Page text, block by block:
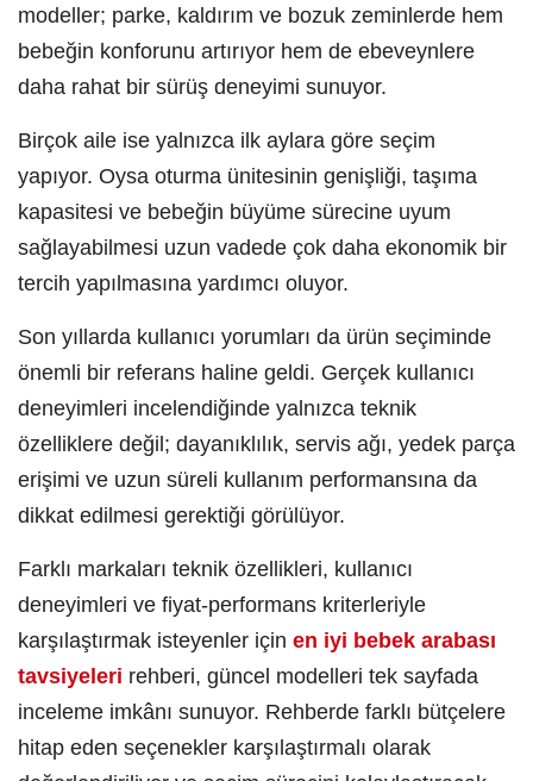
modeller; parke, kaldırım ve bozuk zeminlerde hem
bebeğin konforunu artırıyor hem de ebeveynlere
daha rahat bir sürüş deneyimi sunuyor.
Birçok aile ise yalnızca ilk aylara göre seçim
yapıyor. Oysa oturma ünitesinin genişliği, taşıma
kapasitesi ve bebeğin büyüme sürecine uyum
sağlayabilmesi uzun vadede çok daha ekonomik bir
tercih yapılmasına yardımcı oluyor.
Son yıllarda kullanıcı yorumları da ürün seçiminde
önemli bir referans haline geldi. Gerçek kullanıcı
deneyimleri incelendiğinde yalnızca teknik
özelliklere değil; dayanıklılık, servis ağı, yedek parça
erişimi ve uzun süreli kullanım performansına da
dikkat edilmesi gerektiği görülüyor.
Farklı markaları teknik özellikleri, kullanıcı
deneyimleri ve fiyat-performans kriterleriyle
karşılaştırmak isteyenler için en iyi bebek arabası
tavsiyeleri rehberi, güncel modelleri tek sayfada
inceleme imkânı sunuyor. Rehberde farklı bütçelere
hitap eden seçenekler karşılaştırmalı olarak